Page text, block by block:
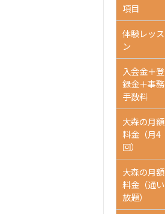
項目
体験レッス
ン
入会金＋登
録金＋事務
手数料
大森の月額
料金（月4
回）
大森の月額
料金（通い
放題）